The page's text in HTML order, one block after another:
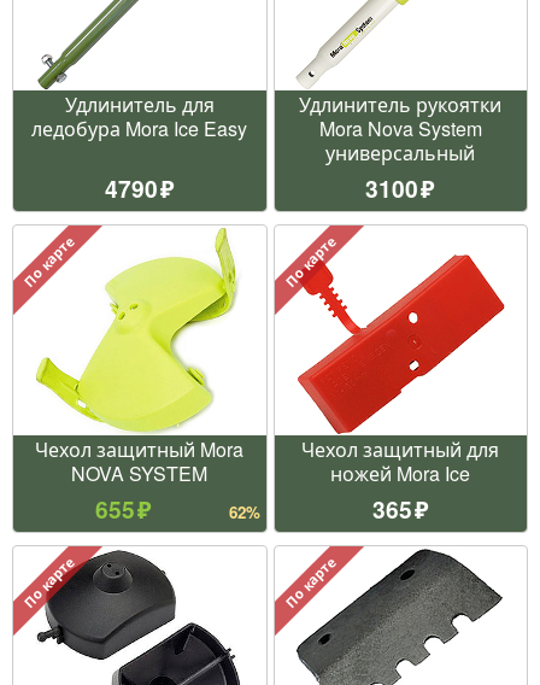
Удлинитель для
ледобура Mora Ice Easy
4790
Удлинитель рукоятки
Mora Nova System
универсальный
3100
По карте
Чехол защитный Mora
NOVA SYSTEM
655 62%
По карте
Чехол защитный для
ножей Mora Ice
365
По карте По карте